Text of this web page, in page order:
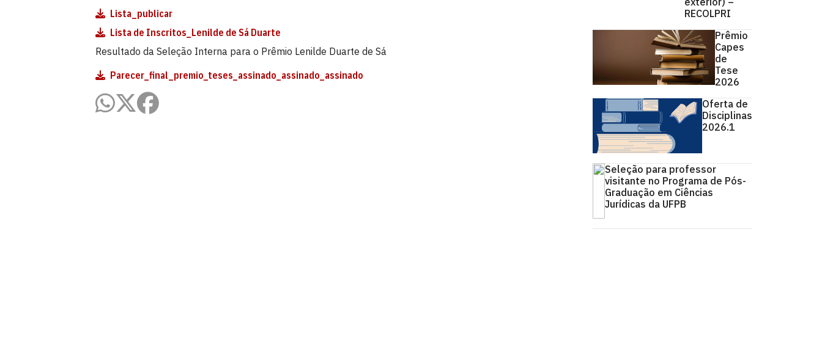
RECOLPRI
Prêmio
Capes
de
Tese
2026
Oferta de
Disciplinas
2026.1
Seleção para professor
visitante no Programa de Pós-
Graduação em Ciências
Jurídicas da UFPB
Lista_publicar
Lista de Inscritos_Lenilde de Sá Duarte
Resultado da Seleção Interna para o Prêmio Lenilde Duarte de Sá
Parecer_final_premio_teses_assinado_assinado_assinado